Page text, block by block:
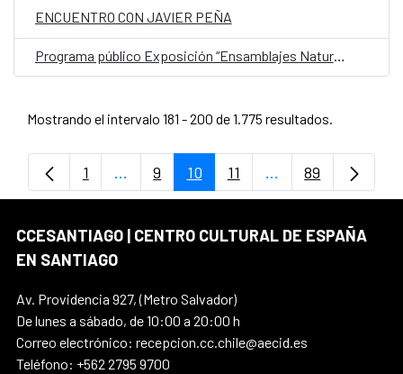
ENCUENTRO CON JAVIER PEÑA
Programa público Exposición “Ensamblajes Naturoculturales”
Mostrando el intervalo 181 - 200 de 1.775 resultados.
Página
1 ...Páginas intermedias Use TAB para
Página
9 Página
10 Página
11 ...PáginasPágina
89
CCESANTIAGO | CENTRO CULTURAL DE ESPAÑA
EN SANTIAGO
Av. Providencia 927, (Metro Salvador)
De lunes a sábado, de 10:00 a 20:00 h
Correo electrónico: recepcion.cc.chile@aecid.es
Teléfono: +562 2795 9700